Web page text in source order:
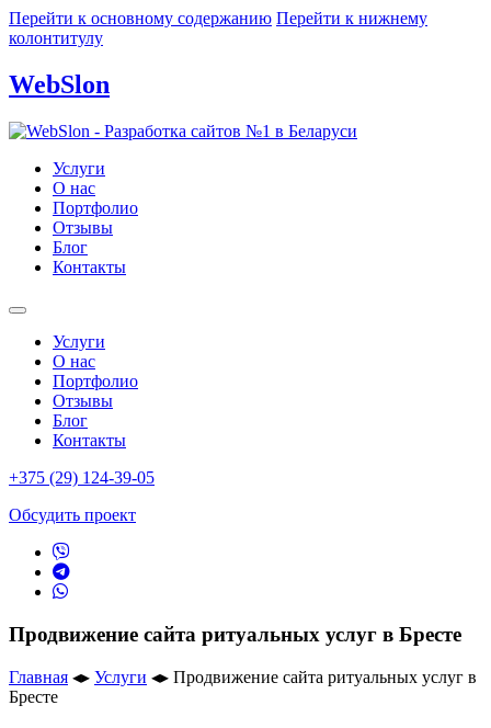
Перейти к основному содержанию Перейти к нижнему
колонтитулу
WebSlon
Услуги
О нас
Портфолио
Отзывы
Блог
Контакты
Услуги
О нас
Портфолио
Отзывы
Блог
Контакты
+375 (29) 124-39-05
Обсудить проект
Продвижение сайта ритуальных услуг в Бресте
Главная ◂▸ Услуги ◂▸ Продвижение сайта ритуальных услуг в
Бресте